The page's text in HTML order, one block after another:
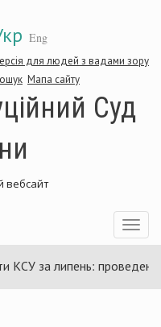
Eng
для людей з вадами зору
Мапа сайту
Суд
вебсайт
Toggle
за липень: проведено